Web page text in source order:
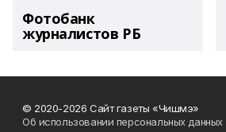
Фотобанк
журналистов РБ
© 2020-2026 Сайт газеты «Чишмэ»
Об использовании персональных данных